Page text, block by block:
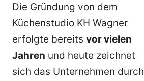
Die Gründung von dem
Küchenstudio KH Wagner
erfolgte bereits vor vielen
Jahren und heute zeichnet
sich das Unternehmen durch